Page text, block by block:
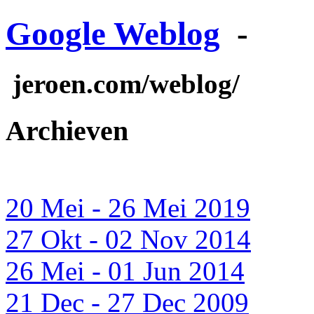
Google Weblog -
jeroen.com/weblog/
Archieven
20 Mei - 26 Mei 2019
27 Okt - 02 Nov 2014
26 Mei - 01 Jun 2014
21 Dec - 27 Dec 2009